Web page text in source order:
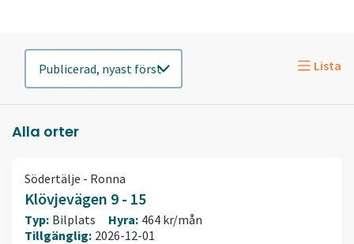
Lista
Alla orter
Klövjevägen 9 - 15
Södertälje - Ronna
Typ: Bilplats Hyra: 464 kr/mån
Tillgänglig: 2026-12-01